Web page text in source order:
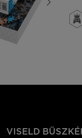
VISELD